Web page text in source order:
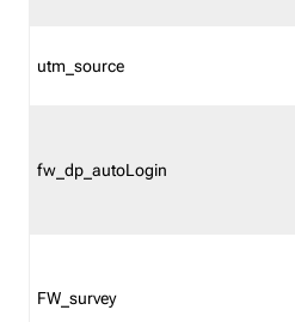
utm_source
fw_dp_autoLogin
FW_survey